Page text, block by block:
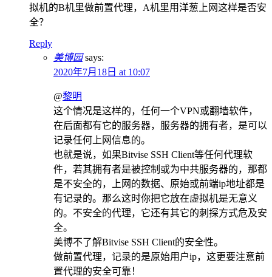
拟机的B机里做前置代理，A机里用洋葱上网这样是否安
全？
Reply
美博园 says:
2020年7月18日 at 10:07
@黎明
这个情况是这样的，任何一个VPN或翻墙软件，
在后面都有它的服务器，服务器的拥有者，是可以
记录任何上网信息的。
也就是说，如果Bitvise SSH Client等任何代理软
件，若其拥有者是被控制或为中共服务器的，那都
是不安全的，上网的数据、原始或前端ip地址都是
有记录的。那么这时你把它放在虚拟机是无意义
的。不安全的代理，它还有其它的刺探方式危及安
全。
美博不了解Bitvise SSH Client的安全性。
做前置代理，记录的是原始用户ip，这更要注意前
置代理的安全可靠！